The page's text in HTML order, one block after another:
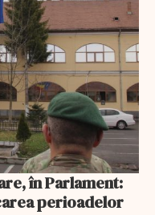
în Parlament:
perioadelor